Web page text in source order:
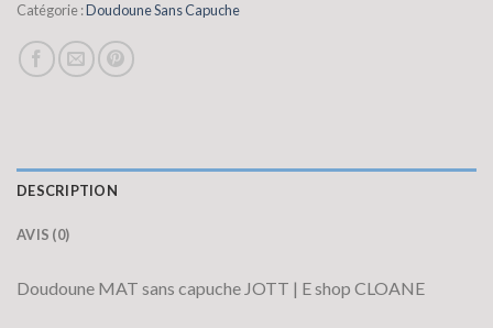
Catégorie :Doudoune Sans Capuche
DESCRIPTION
AVIS (0)
Doudoune MAT sans capuche JOTT | E shop CLOANE